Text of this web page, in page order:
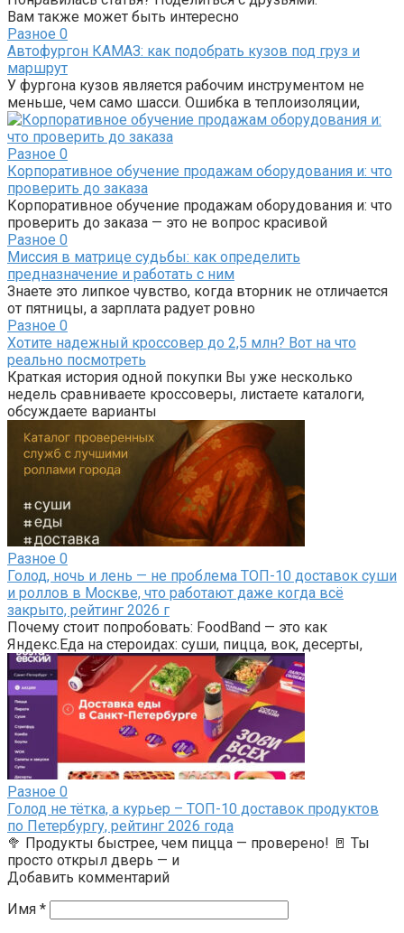
Вам также может быть интересно
Разное 0
Автофургон КАМАЗ: как подобрать кузов под груз и
маршрут
У фургона кузов является рабочим инструментом не
меньше, чем само шасси. Ошибка в теплоизоляции,
Разное 0
Корпоративное обучение продажам оборудования и: что
проверить до заказа
Корпоративное обучение продажам оборудования и: что
проверить до заказа — это не вопрос красивой
Разное 0
Миссия в матрице судьбы: как определить
предназначение и работать с ним
Знаете это липкое чувство, когда вторник не отличается
от пятницы, а зарплата радует ровно
Разное 0
Хотите надежный кроссовер до 2,5 млн? Вот на что
реально посмотреть
Краткая история одной покупки Вы уже несколько
недель сравниваете кроссоверы, листаете каталоги,
обсуждаете варианты
Разное 0
Голод, ночь и лень — не проблема ТОП-10 доставок суши
и роллов в Москве, что работают даже когда всё
закрыто, рейтинг 2026 г
Почему стоит попробовать: FoodBand — это как
Яндекс.Еда на стероидах: суши, пицца, вок, десерты,
Разное 0
Голод не тётка, а курьер – ТОП-10 доставок продуктов
по Петербургу, рейтинг 2026 года
🥦 Продукты быстрее, чем пицца — проверено! 🚪 Ты
просто открыл дверь — и
Добавить комментарий
Имя *